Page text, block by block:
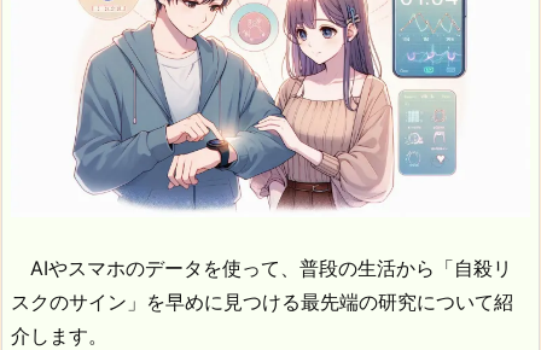
AIやスマホのデータを使って、普段の生活から「自殺リ
スクのサイン」を早めに見つける最先端の研究について紹
介します。